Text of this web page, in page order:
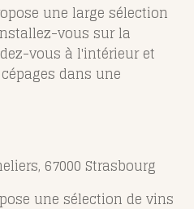
une large sélection
vous sur la
vous à l'intérieur et
dans une
67000 Strasbourg
une sélection de vins